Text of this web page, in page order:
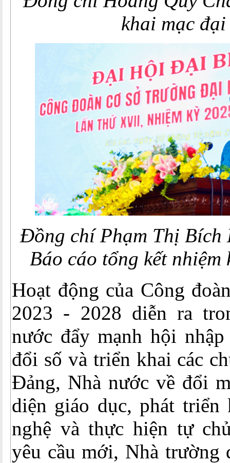
khai mạc
Đồng chí Phạm Thị Bích
Báo cáo tổng kết nhiệm
Hoạt động của Công
2023 - 2028 diễn ra
nước đẩy mạnh hội
đổi số và triển khai các
Đảng, Nhà nước về đổi
diện giáo dục, phát triển
nghệ và thực hiện tự
yêu cầu mới, Nhà trường